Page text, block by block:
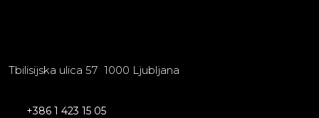
Tbilisijska ulica 57 1000 Ljubljana
+386 1 423 15 05